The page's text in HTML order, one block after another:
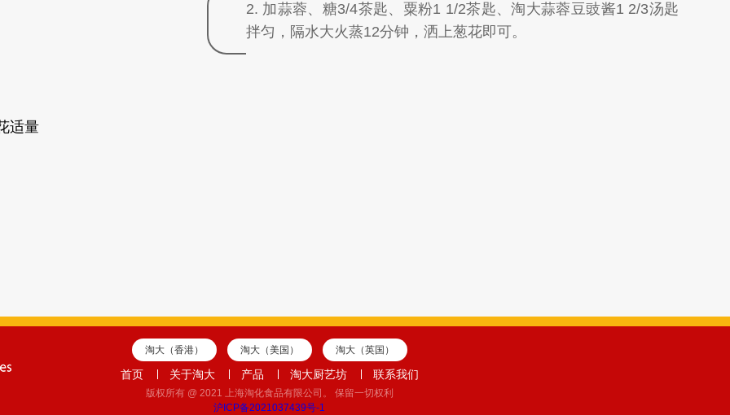
适量
2. 加蒜蓉、糖3/4茶匙、粟粉1 1/2茶匙、淘大蒜蓉豆豉酱1 2/3汤匙
拌匀，隔水大火蒸12分钟，洒上葱花即可。
淘大（香港） 淘大（美国） 淘大（英国）
首页 关于淘大 产品 淘大厨艺坊 联系我们
版权所有 @ 2021 上海淘化食品有限公司。 保留一切权利
沪ICP备2021037439号-1